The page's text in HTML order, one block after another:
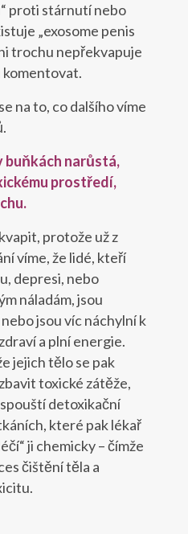
proti stárnutí nebo
„exosome penis
trochu nepřekvapuje
komentovat.
na to, co dalšího víme
buňkách narůstá,
prostředí,
protože už z
víme, že lidé, kteří
depresi, nebo
náladám, jsou
jsou víc náchylní k
a plní energie.
jejich tělo se pak
toxické zátěže,
detoxikační
které pak lékař
ji chemicky – čímže
čištění těla a